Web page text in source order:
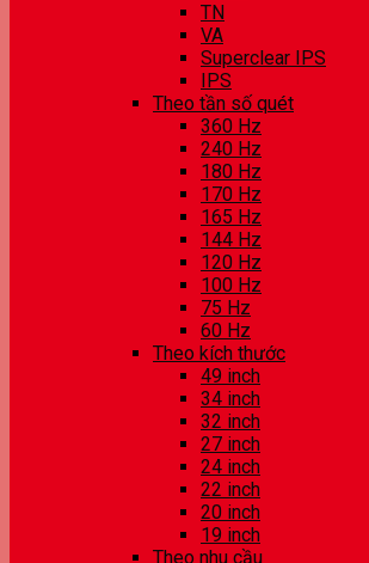
TN
VA
Superclear IPS
IPS
Theo tần số quét
360 Hz
240 Hz
180 Hz
170 Hz
165 Hz
144 Hz
120 Hz
100 Hz
75 Hz
60 Hz
Theo kích thước
49 inch
34 inch
32 inch
27 inch
24 inch
22 inch
20 inch
19 inch
Theo nhu cầu